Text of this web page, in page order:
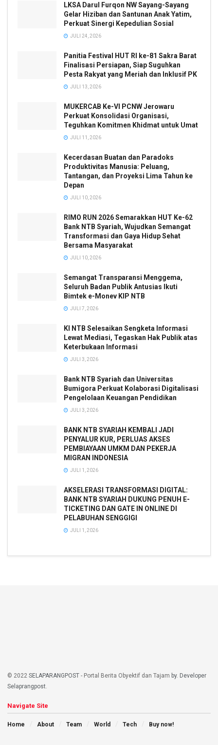
LKSA Darul Furqon NW Sayang-Sayang
Gelar Hiziban dan Santunan Anak Yatim,
Perkuat Sinergi Kepedulian Sosial
JULI 24, 2026
Panitia Festival HUT RI ke-81 Sakra Barat
Finalisasi Persiapan, Siap Suguhkan
Pesta Rakyat yang Meriah dan Inklusif PK
JULI 13, 2026
MUKERCAB Ke-VI PCNW Jerowaru
Perkuat Konsolidasi Organisasi,
Teguhkan Komitmen Khidmat untuk Umat
JULI 11, 2026
Kecerdasan Buatan dan Paradoks
Produktivitas Manusia: Peluang,
Tantangan, dan Proyeksi Lima Tahun ke
Depan
JULI 10, 2026
RIMO RUN 2026 Semarakkan HUT Ke-62
Bank NTB Syariah, Wujudkan Semangat
Transformasi dan Gaya Hidup Sehat
Bersama Masyarakat
JULI 10, 2026
Semangat Transparansi Menggema,
Seluruh Badan Publik Antusias Ikuti
Bimtek e-Monev KIP NTB
JULI 7, 2026
KI NTB Selesaikan Sengketa Informasi
Lewat Mediasi, Tegaskan Hak Publik atas
Keterbukaan Informasi
JULI 3, 2026
Bank NTB Syariah dan Universitas
Bumigora Perkuat Kolaborasi Digitalisasi
Pengelolaan Keuangan Pendidikan
JULI 3, 2026
BANK NTB SYARIAH KEMBALI JADI
PENYALUR KUR, PERLUAS AKSES
PEMBIAYAAN UMKM DAN PEKERJA
MIGRAN INDONESIA
JULI 1, 2026
AKSELERASI TRANSFORMASI DIGITAL:
BANK NTB SYARIAH DUKUNG PENUH E-
TICKETING DAN GATE IN ONLINE DI
PELABUHAN SENGGIGI
JULI 1, 2026
© 2022 SELAPARANGPOST - Portal Berita Obyektif dan Tajam by. Developer
Selaprangpost
Navigate Site
Home About Team World Tech Buy now!